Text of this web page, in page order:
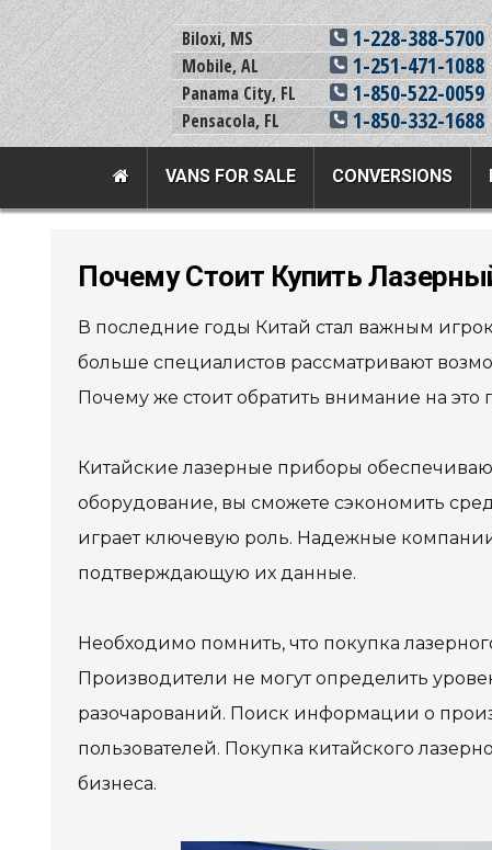
Biloxi, MS 1-228-388-5700
Mobile, AL 1-251-471-1088
Panama City, FL 1-850-522-0059
Pensacola, FL 1-850-332-1688
VANS FOR SALE CONVERSIONS
New Vans For Sale
Used Vans For Sale
Sell Your Van
Mobility Products
Used Equipment
View All Products
Get Directions
(228) 388-5700
Drive
Mobile, AL 36606
Get Directions
(251) 471-
Почему Стоит Купить
В последние годы Китай стал важным
больше специалистов рассматривают
Почему же стоит обратить внимание на
Китайские лазерные приборы
оборудование, вы сможете сэкономить
играет ключевую роль. Надежные
подтверждающую их данные.
Необходимо помнить, что покупка
Производители не могут определить
разочарований. Поиск информации о
пользователей. Покупка китайского
бизнеса.